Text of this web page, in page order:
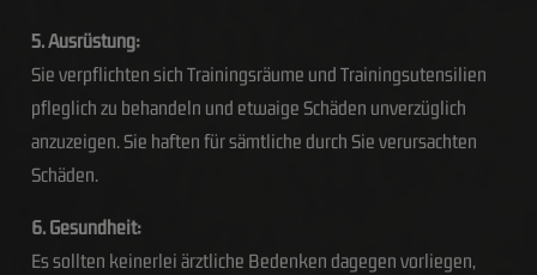
5. Ausrüstung:
Sie verpflichten sich Trainingsräume und Trainingsutensilien
pfleglich zu behandeln und etwaige Schäden unverzüglich
anzuzeigen. Sie haften für sämtliche durch Sie verursachten
Schäden.
6. Gesundheit:
Es sollten keinerlei ärztliche Bedenken dagegen vorliegen,